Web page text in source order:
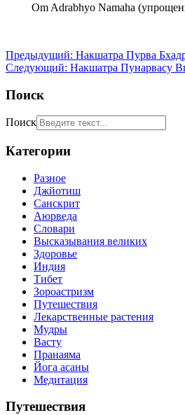
Om Adrabhyo Namaha
Предыдущий: Накшатра Пурва
Следующий: Накшатра Пунарвасу
Поиск
Поиск
Категории
Разное
Джйотиш
Санскрит
Аюрведа
Словари
Высказывания великих
Здоровье
Индия
Тибет
Зороастризм
Путешествия
Лекарственные растения
Мудры
Васту
Пранаяма
Йога асаны
Медитация
Путешествия